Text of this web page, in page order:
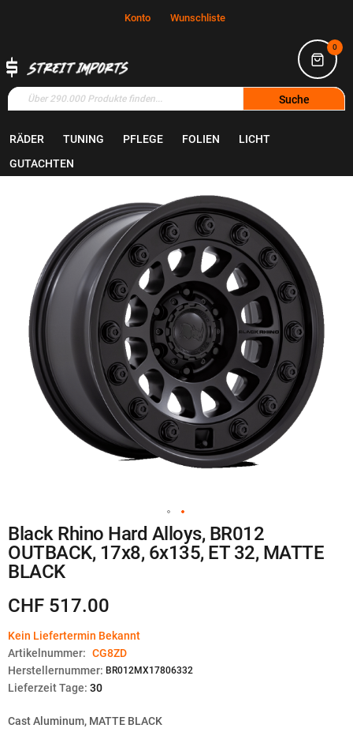
Konto Wunschliste
0
Suche
RÄDER TUNING PFLEGE FOLIEN
LICHT
GUTACHTEN
Zum
Ende
Zum
Anfang
der
Bildgalerie
springen
Black Rhino Hard Alloys, BR012
OUTBACK, 17x8, 6x135, ET 32, MATTE
BLACK
CHF 517.00
Kein Liefertermin Bekannt
Artikelnummer: CG8ZD
Herstellernummer: BR012MX17806332
Lieferzeit Tage: 30
Cast Aluminum, MATTE BLACK